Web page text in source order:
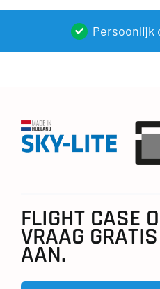
FLIGHT CASE
VRAAG
AAN.